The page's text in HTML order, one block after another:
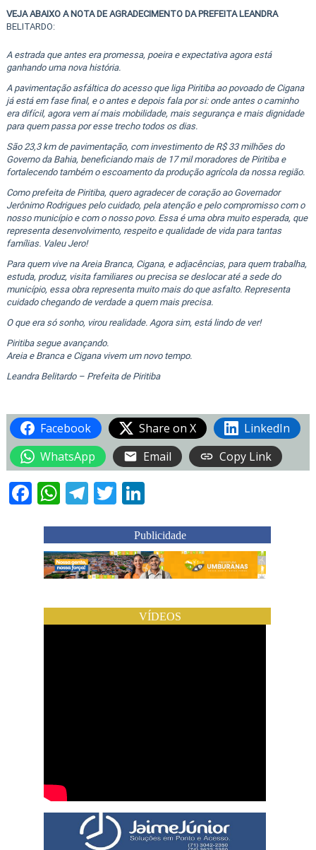
VEJA ABAIXO A NOTA DE AGRADECIMENTO DA PREFEITA LEANDRA
BELITARDO:
A estrada que antes era promessa, poeira e expectativa agora está
ganhando uma nova história.
A pavimentação asfáltica do acesso que liga Piritiba ao povoado de Cigana
já está em fase final, e o antes e depois fala por si: onde antes o caminho
era difícil, agora vem aí mais mobilidade, mais segurança e mais dignidade
para quem passa por esse trecho todos os dias.
São 23,3 km de pavimentação, com investimento de R$ 33 milhões do
Governo da Bahia, beneficiando mais de 17 mil moradores de Piritiba e
fortalecendo também o escoamento da produção agrícola da nossa região.
Como prefeita de Piritiba, quero agradecer de coração ao Governador
Jerônimo Rodrigues pelo cuidado, pela atenção e pelo compromisso com o
nosso município e com o nosso povo. Essa é uma obra muito esperada, que
representa desenvolvimento, respeito e qualidade de vida para tantas
famílias. Valeu Jero!
Para quem vive na Areia Branca, Cigana, e adjacências, para quem trabalha,
estuda, produz, visita familiares ou precisa se deslocar até a sede do
município, essa obra representa muito mais do que asfalto. Representa
cuidado chegando de verdade a quem mais precisa.
O que era só sonho, virou realidade. Agora sim, está lindo de ver!
Piritiba segue avançando.
Areia e Branca e Cigana vivem um novo tempo.
Leandra Belitardo – Prefeita de Piritiba
Facebook Share on X
LinkedIn
WhatsApp
Email Copy Link
Facebook
WhatsApp
Telegram
Twitter
LinkedIn
Publicidade
VÍDEOS